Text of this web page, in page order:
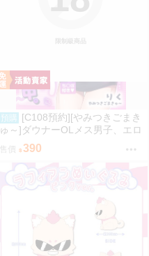
限制級商品
預購
[C108預約][やみつきごまき
ゅ～]ダウナーOLメス男子、エロ
がり残業中。【特典付】 同人誌i
d=3735920
售價 390